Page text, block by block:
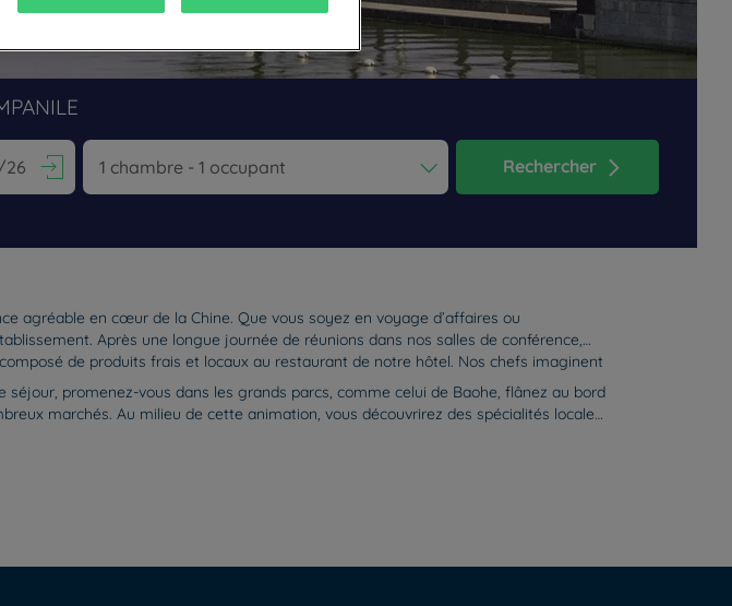
Rechercher
agréable en cœur de la Chine. Que vous soyez en voyage d’affaires ou
Après une longue journée de réunions dans nos salles de conférence,
de produits frais et locaux au restaurant de notre hôtel. Nos chefs imaginent
promenez-vous dans les grands parcs, comme celui de Baohe, flânez au bord
marchés. Au milieu de cette animation, vous découvrirez des spécialités locales